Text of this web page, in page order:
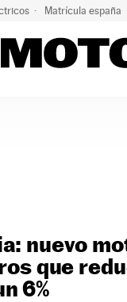
Matrícula españa
nuevo
que
6%